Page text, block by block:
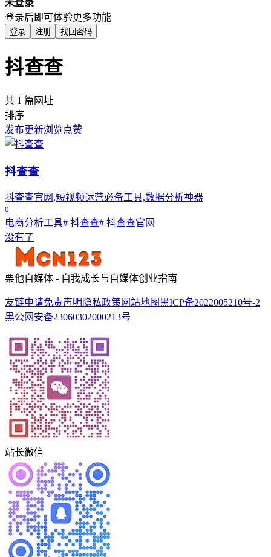
未登录
登录后即可体验更多功能
登录 注册 找回密码
抖查查
共 1 篇网址
排序
发布更新浏览点赞
抖查查
抖查查官网,短视频运营必备工具,数据分析神器
0
电商分析工具# 抖查查# 抖查查官网
没有了
栗他自媒体 - 自我成长与自媒体创业指南
友链申请免责声明 隐私政策 网站地图黑ICP备2022005210号-2
黑公网安备23060302000213号
站长微信